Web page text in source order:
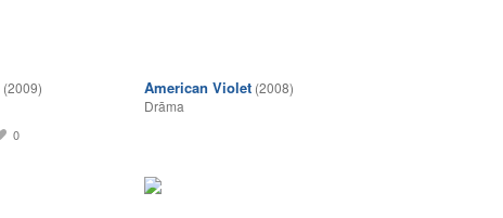
(2009)
0
American Violet (2008)
Drāma